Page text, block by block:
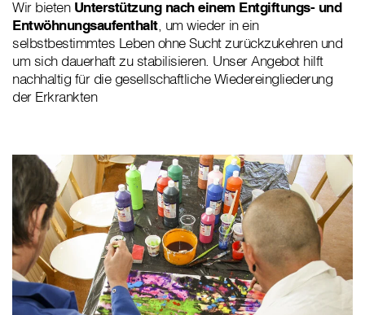
Wir bieten Unterstützung nach einem Entgiftungs- und
Entwöhnungsaufenthalt, um wieder in ein
selbstbestimmtes Leben ohne Sucht zurückzukehren und
um sich dauerhaft zu stabilisieren. Unser Angebot hilft
nachhaltig für die gesellschaftliche Wiedereingliederung
der Erkrankten